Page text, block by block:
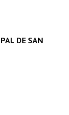
DE SAN